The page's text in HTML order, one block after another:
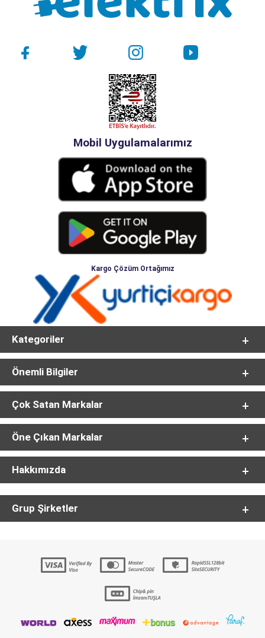
Mobil Uygulamalarımız
Kargo Çözüm Ortağımız
Kategoriler
Önemli Bilgiler
Çok Satan Markalar
Öne Çıkan Markalar
Hakkımızda
Grup Şirketler